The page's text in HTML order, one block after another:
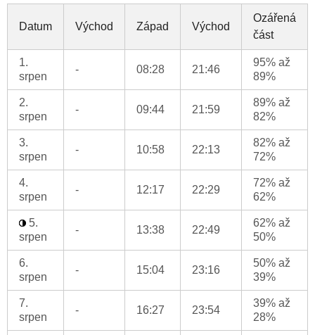
Datum Východ Západ Východ
Ozářená
část
1.
srpen
- 08:28 21:46
95% až
89%
2.
srpen
- 09:44 21:59
89% až
82%
3.
srpen
- 10:58 22:13
82% až
72%
4.
srpen
- 12:17 22:29
72% až
62%
5.
srpen
- 13:38 22:49
62% až
50%
6.
srpen
- 15:04 23:16
50% až
39%
7.
srpen
- 16:27 23:54
39% až
28%